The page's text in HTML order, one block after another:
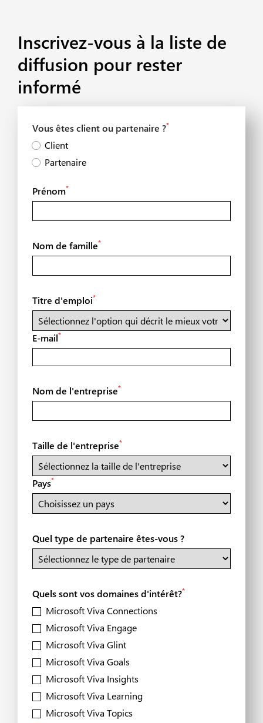
Inscrivez-vous à la liste de
diffusion pour rester
informé
Vous êtes client ou partenaire ?*
Client
Partenaire
Prénom*
Nom de famille*
Titre d'emploi*
E-mail*
Nom de l'entreprise*
Taille de l'entreprise*
Pays*
Quel type de partenaire êtes-vous ?
Quels sont vos domaines d'intérêt?*
Microsoft Viva Connections
Microsoft Viva Engage
Microsoft Viva Glint
Microsoft Viva Goals
Microsoft Viva Insights
Microsoft Viva Learning
Microsoft Viva Topics